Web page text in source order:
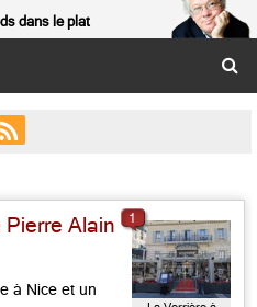
dans le plat

Pierre Alain
à Nice et un
1